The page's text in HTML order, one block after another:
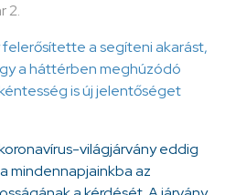
2.
a segíteni akarást,
a háttérben meghúzódó
is új jelentőséget
világjárvány eddig
mindennapjainkba az